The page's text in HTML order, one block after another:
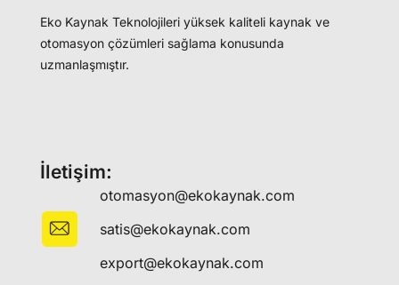
Eko Kaynak Teknolojileri yüksek kaliteli kaynak ve
otomasyon çözümleri sağlama konusunda
uzmanlaşmıştır.
İletişim:
otomasyon@ekokaynak.com
satis@ekokaynak.com
export@ekokaynak.com